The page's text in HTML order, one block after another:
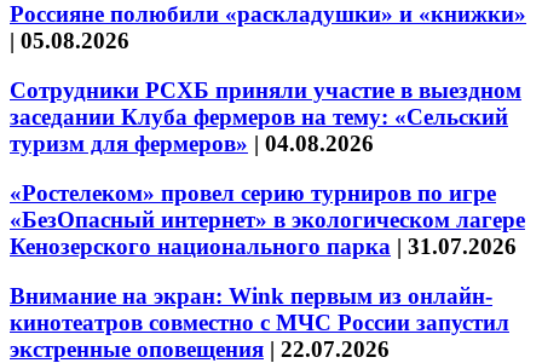
Россияне полюбили «раскладушки» и «книжки»
| 05.08.2026
Сотрудники РСХБ приняли участие в выездном
заседании Клуба фермеров на тему: «Сельский
туризм для фермеров» | 04.08.2026
«Ростелеком» провел серию турниров по игре
«БезОпасный интернет» в экологическом лагере
Кенозерского национального парка | 31.07.2026
Внимание на экран: Wink первым из онлайн-
кинотеатров совместно с МЧС России запустил
экстренные оповещения | 22.07.2026